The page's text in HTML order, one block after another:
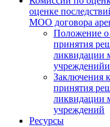
оценке
МОО договора
Положение о
принятия
ликвидации
учрежденийи
Заключения
принятия
ликвидации
учреждений
Ресурсы